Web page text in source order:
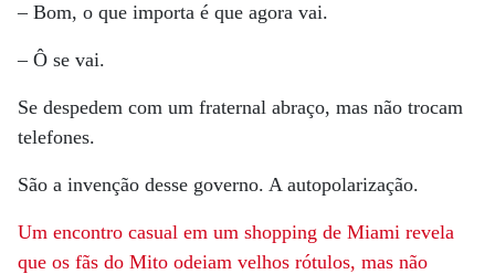
– Bom, o que importa é que agora vai.
– Ô se vai.
Se despedem com um fraternal abraço, mas não trocam
telefones.
São a invenção desse governo. A autopolarização.
Um encontro casual em um shopping de Miami revela
que os fãs do Mito odeiam velhos rótulos, mas não